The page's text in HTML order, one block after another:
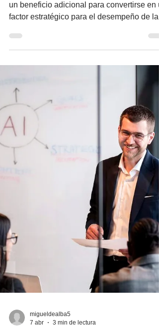
Actualidad
Destacan al bienestar
laboral como motor de
productividad
Redacción El bienestar laboral dejó de ser
un beneficio adicional para convertirse en
factor estratégico para el desempeño de las
organizaciones, señalaron Ruth Valdés,
directora de Cultura, Compromiso y
Desarrollo Profesional, y Enrique
director general de Talento y Cultura en
BBVA México, quienes reflexionaron sobre
cómo el propósito compartido y la confianza
impactan directamente en la productividad
la cultura organizacional. Al participar en el
episodio 6